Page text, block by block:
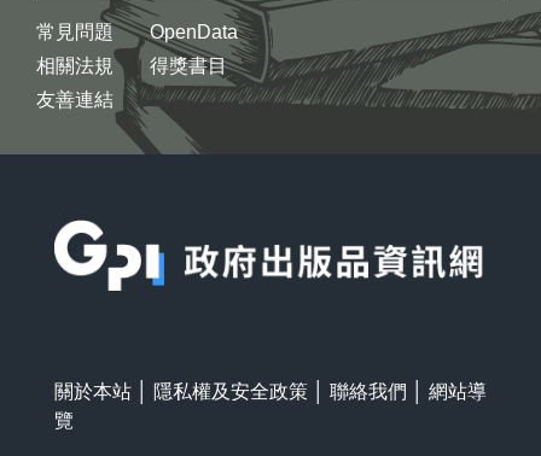
常見問題
相關法規
友善連結
OpenData
得獎書目
關於本站 隱私權及安全政策 聯絡我們
網站導
覽